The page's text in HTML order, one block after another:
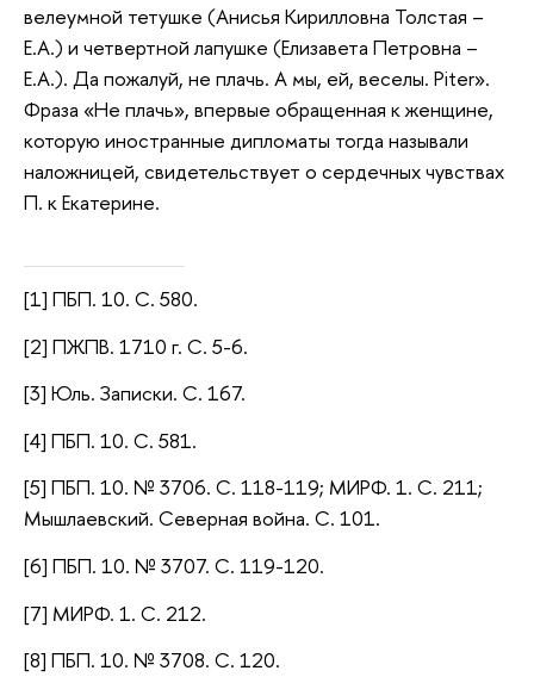
велеумной тетушке (Анисья Кирилловна Толстая –
Е.А.) и четвертной лапушке (Елизавета Петровна –
Е.А.). Да пожалуй, не плачь. А мы, ей, веселы. Piter».
Фраза «Не плачь», впервые обращенная к женщине,
которую иностранные дипломаты тогда называли
наложницей, свидетельствует о сердечных чувствах
П. к Екатерине.
[1] ПБП. 10. С. 580.
[2] ПЖПВ. 1710 г. С. 5-6.
[3] Юль. Записки. С. 167.
[4] ПБП. 10. С. 581.
[5] ПБП. 10. № 3706. С. 118-119; МИРФ. 1. С. 211;
Мышлаевский. Северная война. С. 101.
[6] ПБП. 10. № 3707. С. 119-120.
[7] МИРФ. 1. С. 212.
[8] ПБП. 10. № 3708. С. 120.